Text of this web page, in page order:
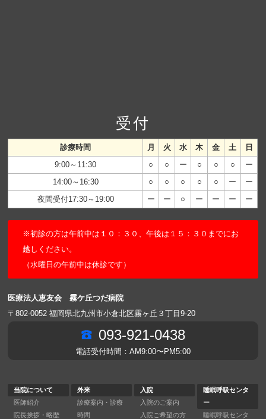
受付
診療時間 月 火 水 木 金 土
日
9:00～11:30
○ ○ ー ○ ○ ○
ー
14:00～16:30
○ ○ ○ ○ ○ ー
ー
夜間受付17:30～19:00
ー ー ○ ー ー ー ー
※初診の方は午前中は１０：３０、午後は１５：３０までにお
越しください。
（水曜日の午前中は休診です）
医療法人恵友会 霧ケ丘つだ病院
〒802-0052 福岡県北九州市小倉北区霧ヶ丘３丁目9-20
093-921-0438
電話受付時間：AM9:00〜PM5:00
当院について
医師紹介
院長挨拶・略歴
外来
診療案内・診療
時間
入院
入院のご案内
入院ご希望の方
睡眠呼吸センタ
ー
睡眠呼吸センタ